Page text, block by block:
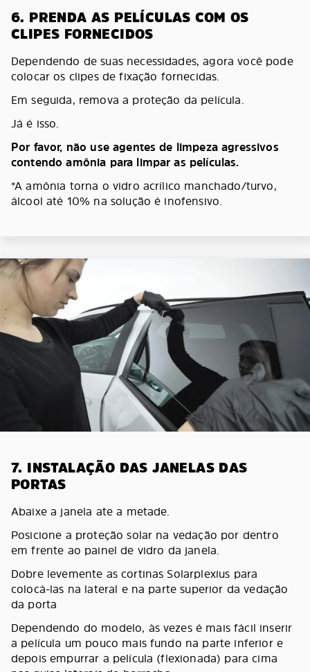
6. PRENDA AS PELÍCULAS COM OS
CLIPES FORNECIDOS
Dependendo de suas necessidades, agora você pode
colocar os clipes de fixação fornecidas.
Em seguida, remova a proteção da película.
Já é isso.
Por favor, não use agentes de limpeza agressivos
contendo amônia para limpar as películas.
*A amônia torna o vidro acrílico manchado/turvo,
álcool até 10% na solução é inofensivo.
7. INSTALAÇÃO DAS JANELAS DAS
PORTAS
Abaixe a janela ate a metade.
Posicione a proteção solar na vedação por dentro
em frente ao painel de vidro da janela.
Dobre levemente as cortinas Solarplexius para
colocá-las na lateral e na parte superior da vedação
da porta
Dependendo do modelo, às vezes é mais fácil inserir
a película um pouco mais fundo na parte inferior e
depois empurrar a película (flexionada) para cima